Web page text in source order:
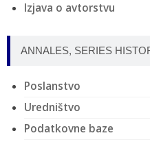
Izjava o avtorstvu
ANNALES, SERIES
Poslanstvo
Uredništvo
Podatkovne baze